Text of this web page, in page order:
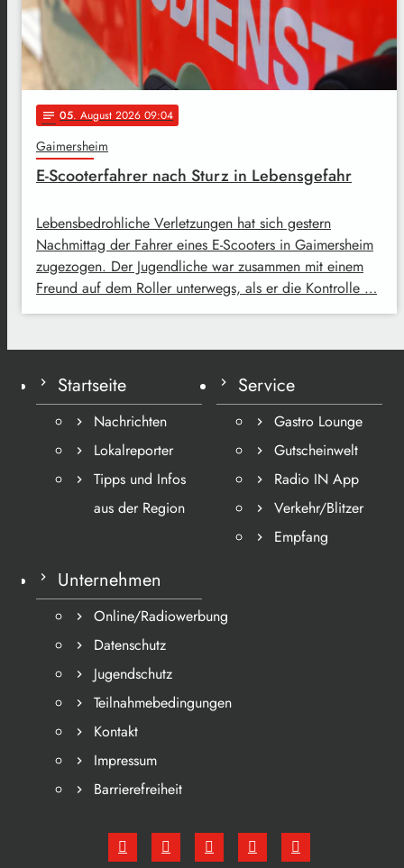
notes 05. August 2026 09:04
Gaimersheim
E-Scooterfahrer nach Sturz in Lebensgefahr
Lebensbedrohliche Verletzungen hat sich gestern
Nachmittag der Fahrer eines E-Scooters in Gaimersheim
zugezogen. Der Jugendliche war zusammen mit einem
Freund auf dem Roller unterwegs, als er die Kontrolle …
Startseite
Nachrichten
Lokalreporter
Tipps und Infos
aus der Region
Service
Gastro Lounge
Gutscheinwelt
Radio IN App
Verkehr/Blitzer
Empfang
Unternehmen
Online/Radiowerbung
Datenschutz
Jugendschutz
Teilnahmebedingungen
Kontakt
Impressum
Barrierefreiheit